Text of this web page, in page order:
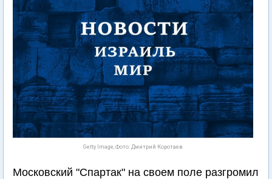
Getty Image, Фото: Дмитрий Коротаев
Московский "Спартак" на своем поле разгромил